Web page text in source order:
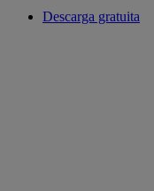
Descarga gratuita